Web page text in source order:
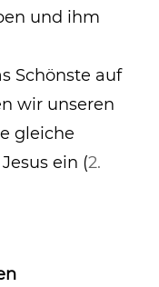
und ihm
Schönste auf
wir unseren
gleiche
ein (2.